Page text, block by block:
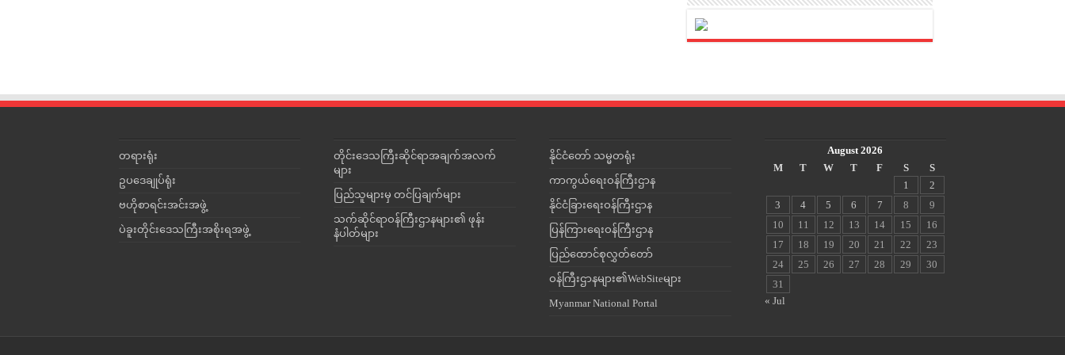
တရားရုံး
ဥပဒေချုပ်ရုံး
ဗဟိုစာရင်းအင်းအဖွဲ့
ပဲခူးတိုင်းဒေသကြီးအစိုးရအဖွဲ့
တိုင်းဒေသကြီးဆိုင်ရာအချက်အလက်
များ
ပြည်သူများမှ တင်ပြချက်များ
သက်ဆိုင်ရာဝန်ကြီးဌာနများ၏ ဖုန်း
နံပါတ်များ
နိုင်ငံတော် သမ္မတရုံး
ကာကွယ်ရေးဝန်ကြီးဌာန
နိုင်ငံခြားရေးဝန်ကြီးဌာန
ပြန်ကြားရေးဝန်ကြီးဌာန
ပြည်ထောင်စုလွှတ်တော်
ဝန်ကြီးဌာနများ၏WebSiteများ
Myanmar National Portal
August 2026
M
T W T F S
S
1
2
3
4 5 6 7 8
9
10
11 12 13 14 15
16
17
18 19 20 21 22
23
24
25 26 27 28 29
30
31
« Jul